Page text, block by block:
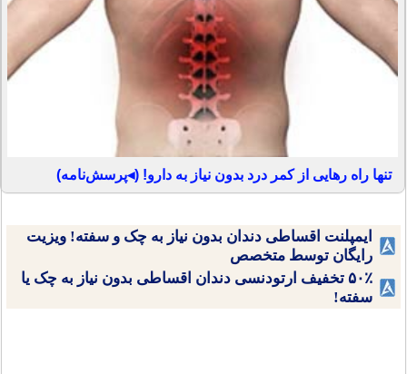
تنها راه رهایی از کمر درد بدون نیاز به دارو! (◂پرسش‌نامه)
ایمپلنت اقساطی دندان بدون نیاز به چک و سفته! ویزیت
رایگان توسط متخصص
۵۰٪ تخفیف ارتودنسی دندان اقساطی بدون نیاز به چک یا
سفته!